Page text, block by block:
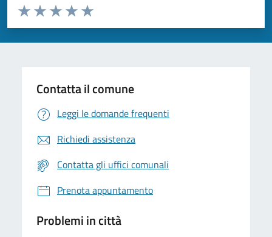
Valuta da 1 a 5 stelle la pagina
Valuta 5 stelle su 5
Valuta 4 stelle su 5
Valuta 3 stelle su 5
Valuta 2 stelle su 5
Valuta 1 stelle su 5
Contatta il comune
Leggi le domande frequenti
Richiedi assistenza
Contatta gli uffici comunali
Prenota appuntamento
Problemi in città